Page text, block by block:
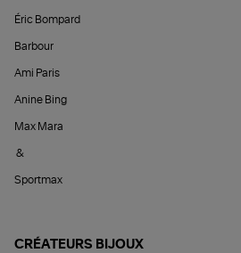
Éric Bompard
Barbour
Ami Paris
Anine Bing
Max Mara
&
Sportmax
CRÉATEURS BIJOUX